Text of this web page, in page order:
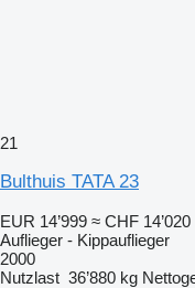
21
Bulthuis TATA 23
EUR 14’999 ≈ CHF 14’020
Auflieger - Kippauflieger
2000
Nutzlast 36’880 kg